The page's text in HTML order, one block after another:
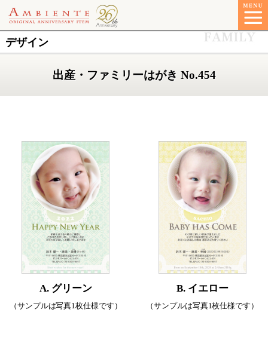
デザイン
出産・ファミリーはがき No.454
A. グリーン
（サンプルは写真1枚仕様です）
B. イエロー
（サンプルは写真1枚仕様です）